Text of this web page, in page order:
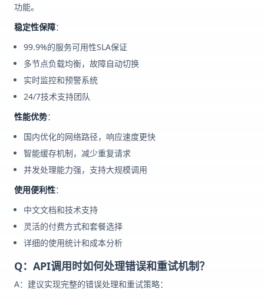
功能。
稳定性保障：
99.9%的服务可用性SLA保证
多节点负载均衡，故障自动切换
实时监控和预警系统
24/7技术支持团队
性能优势：
国内优化的网络路径，响应速度更快
智能缓存机制，减少重复请求
并发处理能力强，支持大规模调用
使用便利性：
中文文档和技术支持
灵活的付费方式和套餐选择
详细的使用统计和成本分析
Q：API调用时如何处理错误和重试机制？
A：建议实现完整的错误处理和重试策略：